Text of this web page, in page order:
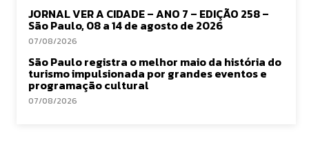
JORNAL VER A CIDADE – ANO 7 – EDIÇÃO 258 –
São Paulo, 08 a 14 de agosto de 2026
07/08/2026
São Paulo registra o melhor maio da história do
turismo impulsionada por grandes eventos e
programação cultural
07/08/2026